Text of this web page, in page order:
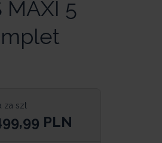
MAXI 5
za szt
PLN